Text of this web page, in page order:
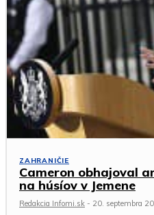
ZAHRANIČIE
Cameron obhajoval
na húsíov v Jemene
Redakcia Infomi.sk - 20. septembra